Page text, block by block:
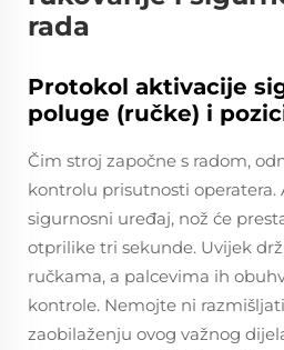
rada
Protokol aktivacije
poluge (ručke) i
Čim stroj započne s radom,
kontrolu prisutnosti operatera.
sigurnosni uređaj, nož će
otprilike tri sekunde. Uvijek
ručkama, a palcevima ih
kontrole. Nemojte ni
zaobilaženju ovog važnog